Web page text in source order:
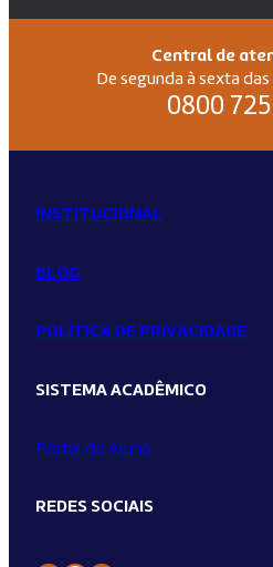
Central de
De segunda à sexta
0800
INSTITUCIONAL
BLOG
POLÍTICA DE PRIVACIDADE
SISTEMA ACADÊMICO
Portal do Aluno
REDES SOCIAIS